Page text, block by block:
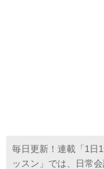
毎日更新！連載「1日
ッスン」では、日常